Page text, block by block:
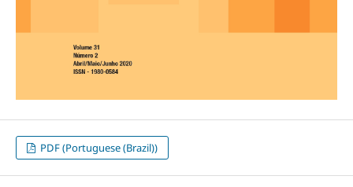
PDF (Portuguese (Brazil))